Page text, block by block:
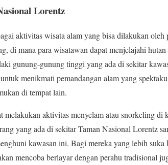
Lorentz
aktivitas wisata alam yang bisa dilakukan oleh
di mana para wisatawan dapat menjelajahi
gunung-gunung tinggi yang ada di sekitar
menikmati pemandangan alam yang
di tempat lain.
aktivitas menyelam atau snorkeling di
yang ada di sekitar Taman Nasional Lorentz
kawasan ini. Bagi mereka yang lebih suka
mencoba berlayar dengan perahu tradisional